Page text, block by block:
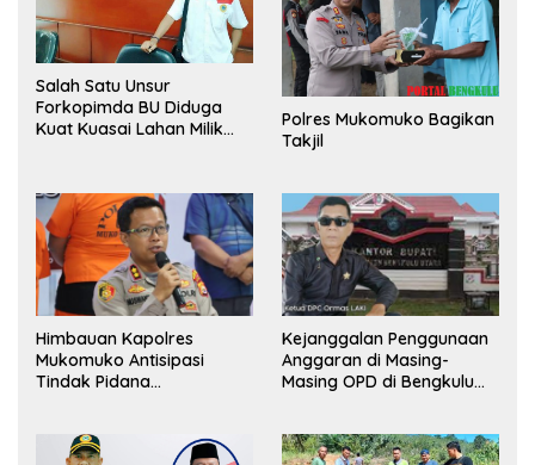
Salah Satu Unsur
Forkopimda BU Diduga
Kuat Kuasai Lahan Milik
Polres Mukomuko Bagikan
Takjil
Himbauan Kapolres
Mukomuko Antisipasi
Tindak Pidana
Kejanggalan Penggunaan
Anggaran di Masing-
Masing OPD di Bengkulu